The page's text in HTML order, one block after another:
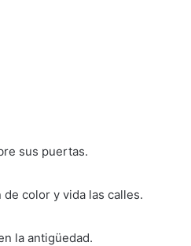
sus puertas.
color y vida las calles.
la antigüedad.